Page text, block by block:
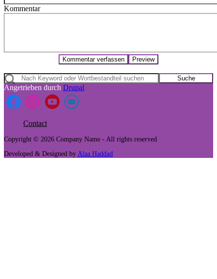
Kommentar
Suche
Angetrieben durch Drupal
Footer
menu
Contact
Copyright © 2026 Company Name - All rights reserved
Developed & Designed by Alaa Haddad